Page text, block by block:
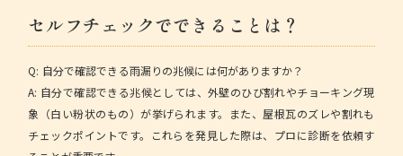
セルフチェックでできることは？
Q: 自分で確認できる雨漏りの兆候には何がありますか？
A: 自分で確認できる兆候としては、外壁のひび割れやチョーキング現
象（白い粉状のもの）が挙げられます。また、屋根瓦のズレや割れも
チェックポイントです。これらを発見した際は、プロに診断を依頼す